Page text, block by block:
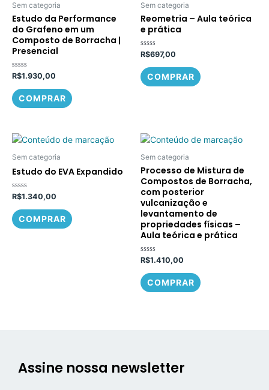
Sem categoria
Estudo da Performance
do Grafeno em um
Composto de Borracha |
Presencial
Avaliação
de
5
R$1.930,00
COMPRAR
Sem categoria
Reometria – Aula teórica
e prática
Avaliação
de
5
R$697,00
COMPRAR
Sem categoria
Estudo do EVA Expandido
Avaliação
de
5
R$1.340,00
COMPRAR
Sem categoria
Processo de Mistura de
Compostos de Borracha,
com posterior
vulcanização e
levantamento de
propriedades físicas –
Aula teórica e prática
Avaliação
de
5
R$1.410,00
COMPRAR
Assine nossa newsletter